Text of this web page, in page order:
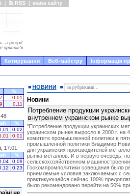
| RSS | мапа сайту
а розум"
прислів'я
Котирування Веб-майстру Інформація
НОВИНИ
Новини
Потребление продукции
внутреннем украинском рынке
"Потребление продукции украинских
украинском рынке выросло в 2000 г. на
комитете промышленной политики в
промышленной политики Владимир
для украинских производителей
рынка металлов. И в первую очередь,
сельскохозяйственном
Госкомпромполитики совещания было
приемлемые условия заключаемых с
практикующейся сейчас 100%
было рекомендовано перейти на 50%
%
0,01
0,11
%
0,02
0,01
, 17:01
%
0,09
0,23